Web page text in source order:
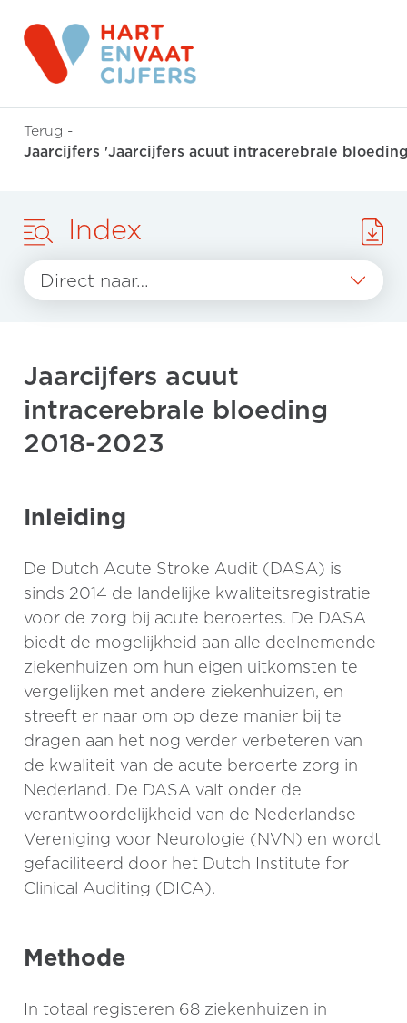
Terug -
Jaarcijfers 'Jaarcijfers acuut intracerebrale
Index
Direct naar…
Jaarcijfers acuut
intracerebrale bloeding
2018-2023
Inleiding
De Dutch Acute Stroke Audit (DASA) is
sinds 2014 de landelijke kwaliteitsregistratie
voor de zorg bij acute beroertes. De DASA
biedt de mogelijkheid aan alle deelnemende
ziekenhuizen om hun eigen uitkomsten te
vergelijken met andere ziekenhuizen, en
streeft er naar om op deze manier bij te
dragen aan het nog verder verbeteren van
de kwaliteit van de acute beroerte zorg in
Nederland. De DASA valt onder de
verantwoordelijkheid van de Nederlandse
Vereniging voor Neurologie (NVN) en wordt
gefaciliteerd door het Dutch Institute for
Clinical Auditing (DICA).
Methode
In totaal registeren 68 ziekenhuizen in